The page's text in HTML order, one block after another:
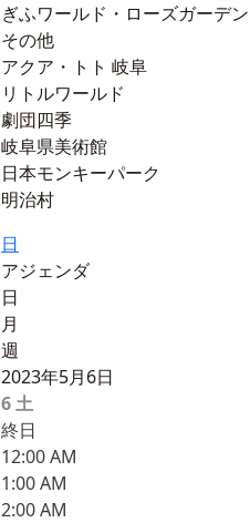
ぎふワールド・ローズガーデン
その他
アクア・トト 岐阜
リトルワールド
劇団四季
岐阜県美術館
日本モンキーパーク
明治村
日
アジェンダ
日
月
週
2023年5月6日
6土
終日
12:00 AM
1:00 AM
2:00 AM